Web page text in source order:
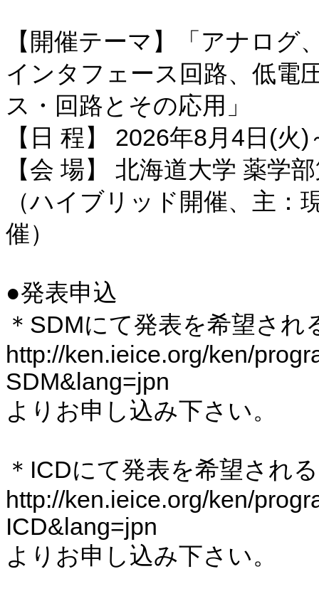
【開催テーマ】「アナロ
インタフェース回路、低電
ス・回路とその応用」
【日 程】 2026年8月4日(火
【会 場】 北海道大学 薬学
（ハイブリッド開催、主：
催）
●発表申込
＊SDMにて発表を希望され
http://ken.ieice.org/ken/
SDM&lang=jpn
よりお申し込み下さい。
＊ICDにて発表を希望され
http://ken.ieice.org/ken/
ICD&lang=jpn
よりお申し込み下さい。